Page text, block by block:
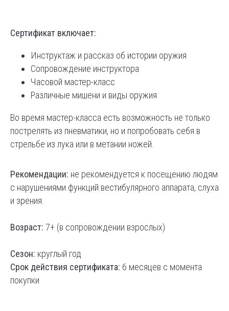
Сертификат включает:
Инструктаж и рассказ об истории оружия
Сопровождение инструктора
Часовой мастер-класс
Различные мишени и виды оружия
Во время мастер-класса есть возможность не только
пострелять из пневматики, но и попробовать себя в
стрельбе из лука или в метании ножей.
Рекомендации: не рекомендуется к посещению людям
с нарушениями функций вестибулярного аппарата, слуха
и зрения.
Возраст: 7+ (в сопровождении взрослых)
Сезон: круглый год
Срок действия сертификата: 6 месяцев с момента
покупки